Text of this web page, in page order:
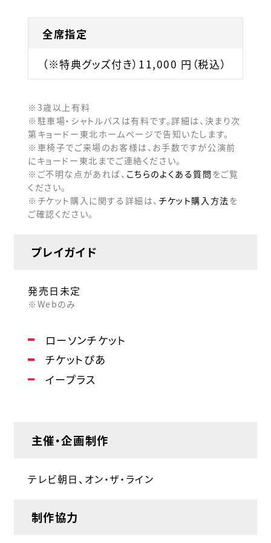
全席指定
（※特典グッズ付き）11,000 円（税込）
※3歳以上有料
※駐車場・シャトルバスは有料です。詳細は、決まり次
第キョードー東北ホームページで告知いたします。
※車椅子でご来場のお客様は、お手数ですが公演前
にキョードー東北までご連絡ください。
※ご不明な点があれば、 こちらのよくある質問 をご覧
ください。
※チケット購入に関する詳細は、 チケット購入方法を
ご確認ください。
プレイガイド
発売日未定
※Webのみ
ローソンチケット
チケットぴあ
イープラス
主催・企画制作
テレビ朝日、オン・ザ・ライン
制作協力